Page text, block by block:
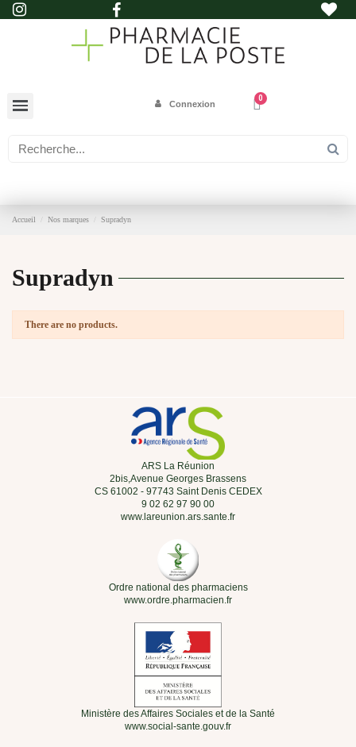
Connexion
Accueil Nos marques Supradyn
Supradyn
There are no products.
ARS La Réunion
2bis,Avenue Georges Brassens
CS 61002 - 97743 Saint Denis CEDEX
9 02 62 97 90 00
www.lareunion.ars.sante.fr
Ordre national des pharmaciens
www.ordre.pharmacien.fr
Ministère des Affaires Sociales et de la Santé
www.social-sante.gouv.fr